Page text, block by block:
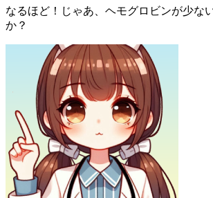
なるほど！じゃあ、ヘモグロビンが少な
か？